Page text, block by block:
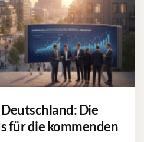
Die
für die kommenden